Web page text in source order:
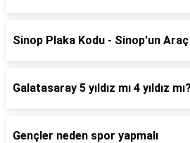
Sinop Plaka Kodu - Sinop'un
Galatasaray 5 yıldız mı 4 yıldız mı?
Gençler neden spor yapmalı